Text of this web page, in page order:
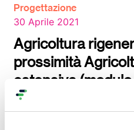
Progettazione
30 Aprile 2021
Agricoltura
prossimità
estensiva
Indagine sull’agricoltura